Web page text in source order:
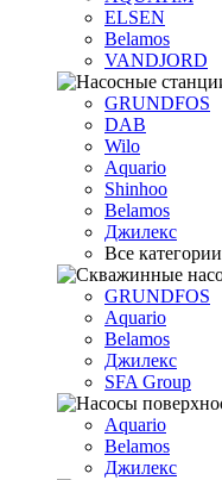
ELSEN
Belamos
VANDJORD
GRUNDFOS
DAB
Wilo
Aquario
Shinhoo
Belamos
Джилекс
Все
GRUNDFOS
Aquario
Belamos
Джилекс
SFA Group
Aquario
Belamos
Джилекс